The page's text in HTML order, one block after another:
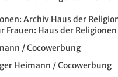
Archiv Haus der
Frauen: Haus der
/ Cocowerbung
Heimann / Cocowerbung